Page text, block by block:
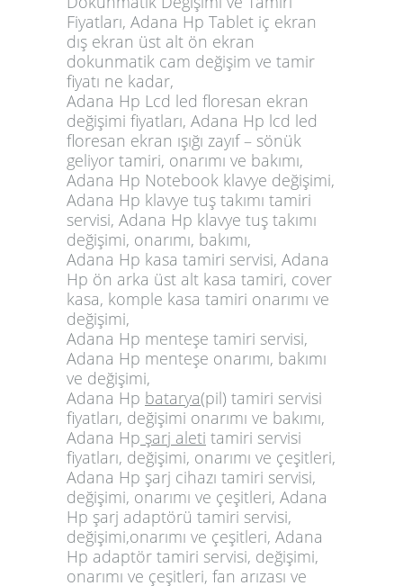
Fiyatları, Adana Hp Tablet iç ekran
dış ekran üst alt ön ekran
dokunmatik cam değişim ve tamir
fiyatı ne kadar,
Adana Hp Lcd led floresan ekran
değişimi fiyatları, Adana Hp lcd led
floresan ekran ışığı zayıf – sönük
geliyor tamiri, onarımı ve bakımı,
Adana Hp Notebook klavye değişimi,
Adana Hp klavye tuş takımı tamiri
servisi, Adana Hp klavye tuş takımı
değişimi, onarımı, bakımı,
Adana Hp kasa tamiri servisi, Adana
Hp ön arka üst alt kasa tamiri, cover
kasa, komple kasa tamiri onarımı ve
değişimi,
Adana Hp menteşe tamiri servisi,
Adana Hp menteşe onarımı, bakımı
ve değişimi,
Adana Hp batarya(pil) tamiri servisi
fiyatları, değişimi onarımı ve bakımı,
Adana Hp şarj aleti tamiri servisi
fiyatları, değişimi, onarımı ve çeşitleri,
Adana Hp şarj cihazı tamiri servisi,
değişimi, onarımı ve çeşitleri, Adana
Hp şarj adaptörü tamiri servisi,
değişimi,onarımı ve çeşitleri, Adana
Hp adaptör tamiri servisi, değişimi,
onarımı ve çeşitleri, fan arızası ve